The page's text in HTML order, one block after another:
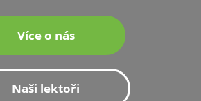
Více o nás
Naši lektoři